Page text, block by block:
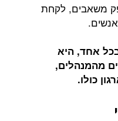
משאבים, לקחת
אחד, היא
מהמנהלים,
כולו.